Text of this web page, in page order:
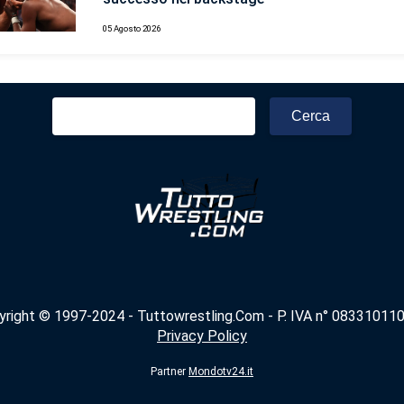
05 Agosto 2026
Ricerca
© 1997-2024 - Tuttowrestling.Com - P. IVA n°
Privacy Policy
Partner Mondotv24.it